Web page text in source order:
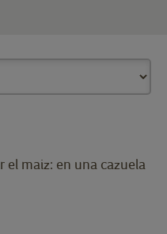
el maiz: en una cazuela